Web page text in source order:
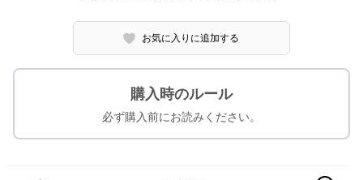
お気に入りに追加する
購入時のルール
必ず購入前にお読みください。